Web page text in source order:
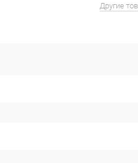
Другие